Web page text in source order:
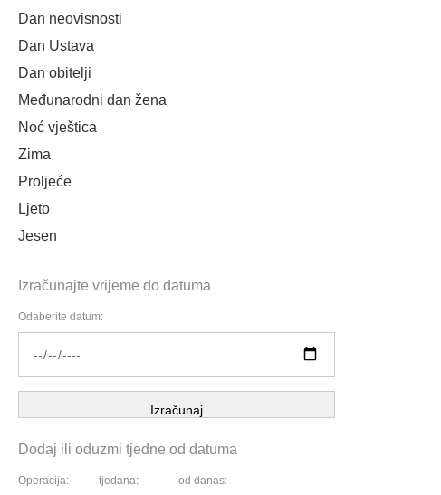
Dan neovisnosti
Dan Ustava
Dan obitelji
Međunarodni dan žena
Noć vještica
Zima
Proljeće
Ljeto
Jesen
Izračunajte vrijeme do datuma
Odaberite datum:
Izračunaj
Dodaj ili oduzmi tjedne od datuma
Operacija: tjedana: od danas: